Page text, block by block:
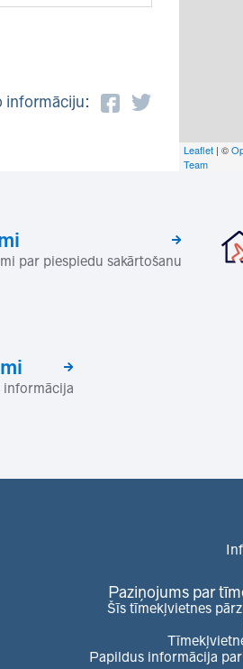
informāciju:
Leaflet | ©
Team
par piespiedu sakārtošanu
informācija
Paziņojums par
Šīs tīmekļvietnes
Papildus informācija